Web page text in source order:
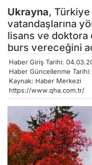
Ukrayna,
vatandaşlarına
lisans ve
burs vereceğini
Haber Giriş Tarihi:
Haber Güncellenme
Kaynak: Haber Merkezi
https://www.qha.com.tr/